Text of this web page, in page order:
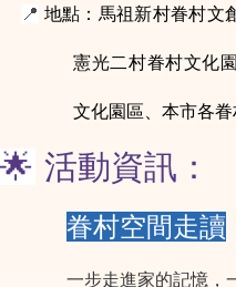
📍 地點：馬祖新村眷村文
憲光二村眷村文化
文化園區、本市各眷
🌟 活動資訊 ：
眷村空間走讀
一步走進家的記憶，